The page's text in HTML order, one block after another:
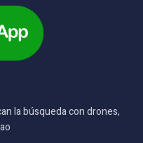
la búsqueda con drones,